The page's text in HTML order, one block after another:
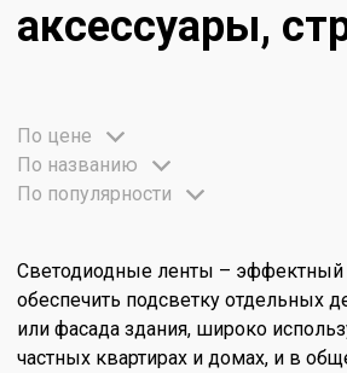
аксессуары,
По цене
По названию
По популярности
Светодиодные ленты – эффектный
обеспечить подсветку отдельных
или фасада здания, широко
частных квартирах и домах, и в